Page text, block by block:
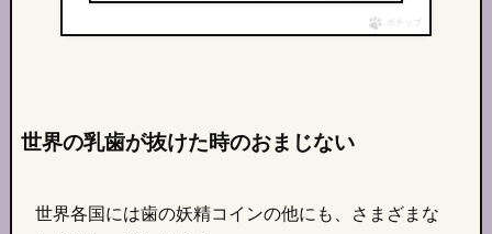
ポチップ
世界の乳歯が抜けた時のおまじない
世界各国には歯の妖精コインの他にも、さまざまな